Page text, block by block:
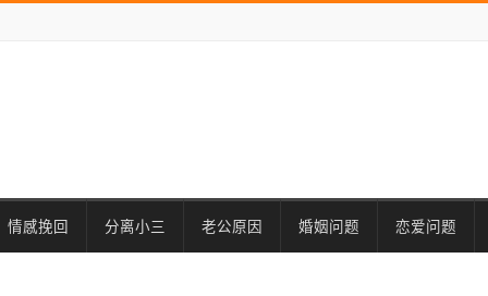
情感挽回 分离小三 老公原因 婚姻问题 恋爱问题